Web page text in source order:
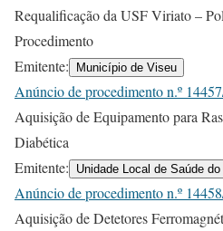
Requalificação da USF Viriato –
Procedimento
Emitente:
Município de Viseu
Anúncio de procedimento n.º
Aquisição de Equipamento para
Diabética
Emitente:
Unidade Local de Saúde
Anúncio de procedimento n.º
Aquisição de Detetores